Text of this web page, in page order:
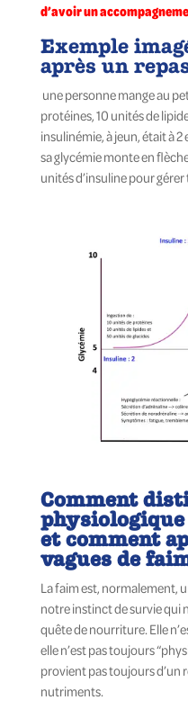
d’avoir un
Exemple
après un
une personne mange au
protéines, 10 unités de
insulinémie, à jeun, était à 2
sa glycémie monte en
unités d’insuline pour gérer
Comment
et comment
vagues de
La faim est, normalement,
notre instinct de survie qui
quête de nourriture. Elle
elle n’est pas toujours
provient pas toujours d’un
nutriments.